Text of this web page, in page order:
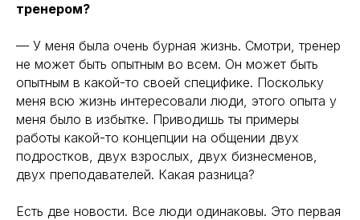
тренером?
— У меня была очень бурная жизнь. Смотри, тренер
не может быть опытным во всем. Он может быть
опытным в какой-то своей специфике. Поскольку
меня всю жизнь интересовали люди, этого опыта у
меня было в избытке. Приводишь ты примеры
работы какой-то концепции на общении двух
подростков, двух взрослых, двух бизнесменов,
двух преподавателей. Какая разница?
Есть две новости. Все люди одинаковы. Это первая